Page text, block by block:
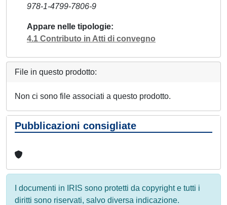
978-1-4799-7806-9
Appare nelle tipologie
4.1 Contributo in Atti di convegno
File in questo prodotto:
Non ci sono file associati a questo prodotto.
Pubblicazioni consigliate
I documenti in IRIS sono protetti da copyright e tutti i
diritti sono riservati, salvo diversa indicazione.